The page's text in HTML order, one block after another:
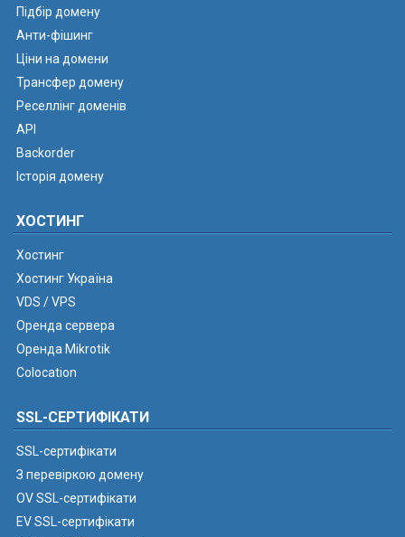
Підбір домену
Анти-фішинг
Ціни на домени
Трансфер домену
Реселлінг доменів
API
Backorder
Історія домену
ХОСТИНГ
Хостинг
Хостинг Україна
VDS / VPS
Оренда сервера
Оренда Mikrotik
Colocation
SSL-СЕРТИФІКАТИ
SSL-сертифікати
З перевіркою домену
OV SSL-сертифікати
EV SSL-сертифікати